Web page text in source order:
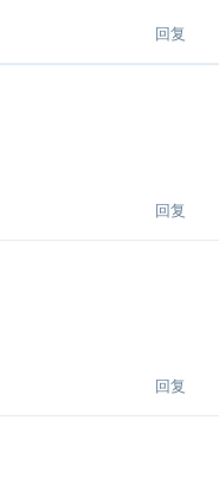
回复
回复
回复